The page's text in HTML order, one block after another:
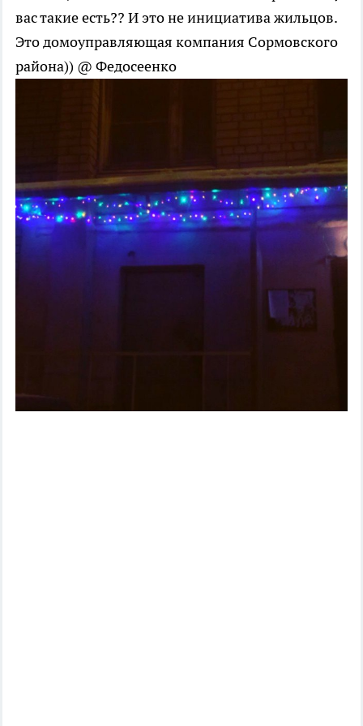
вас такие есть?? И это не инициатива жильцов.
Это домоуправляющая компания Сормовского
района)) @ Федосеенко